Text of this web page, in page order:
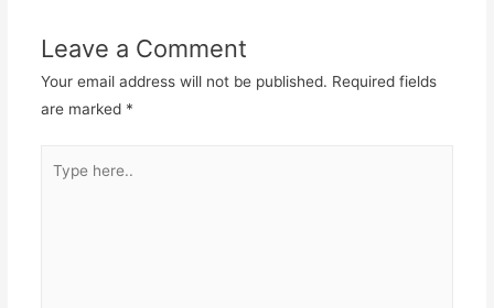
Leave a Comment
Your email address will not be published. Required fields
are marked *
here..